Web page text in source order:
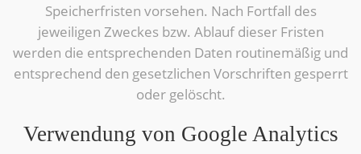
Speicherfristen vorsehen. Nach Fortfall des
jeweiligen Zweckes bzw. Ablauf dieser Fristen
werden die entsprechenden Daten routinemäßig und
entsprechend den gesetzlichen Vorschriften gesperrt
oder gelöscht.
Verwendung von Google Analytics